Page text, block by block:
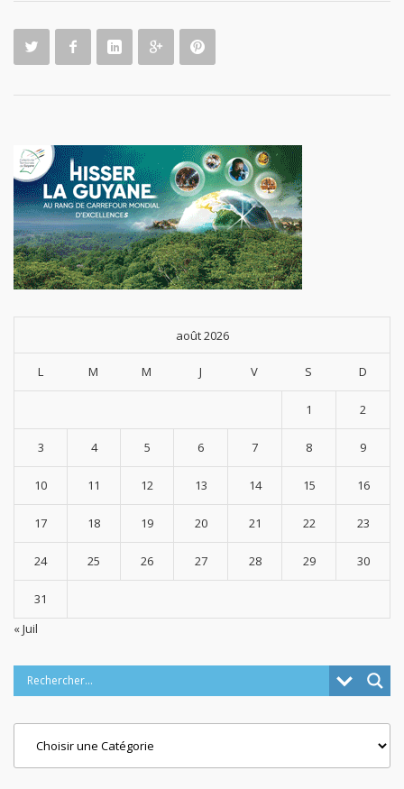
août 2026
L M M J V S D
1 2
3 4 5 6 7 8 9
10 11 12 13 14 15 16
17 18 19 20 21 22 23
24 25 26 27 28 29 30
31
« Juil